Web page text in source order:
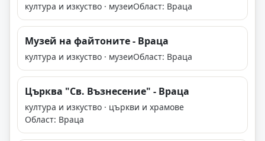
култура и изкуство · музеиОбласт: Враца
Музей на файтоните - Враца
култура и изкуство · музеиОбласт: Враца
Църква "Св. Възнесение" - Враца
култура и изкуство · църкви и храмове
Област: Враца